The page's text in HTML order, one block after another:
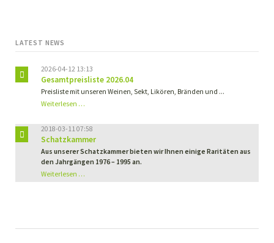
LATEST NEWS
2026-04-12 13:13
Gesamtpreisliste 2026.04
Preisliste mit unseren Weinen, Sekt, Likören, Bränden und ...
Weiterlesen …
2018-03-11 07:58
Schatzkammer
Aus unserer Schatzkammer bieten wir Ihnen einige Raritäten aus
den Jahrgängen 1976 – 1995 an.
Weiterlesen …Schatzkammer